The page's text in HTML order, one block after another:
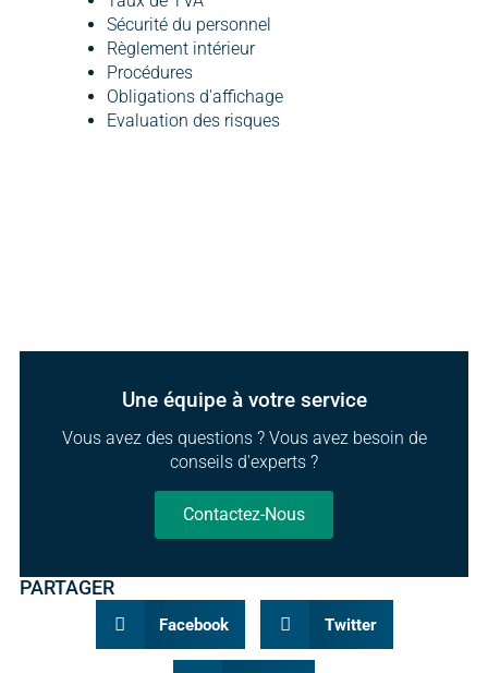
Sécurité du personnel
Règlement intérieur
Procédures
Obligations d'affichage
Evaluation des risques
Une équipe à votre service
Vous avez des questions ? Vous avez besoin de
conseils d'experts ?
Contactez-Nous
PARTAGER
Facebook Twitter